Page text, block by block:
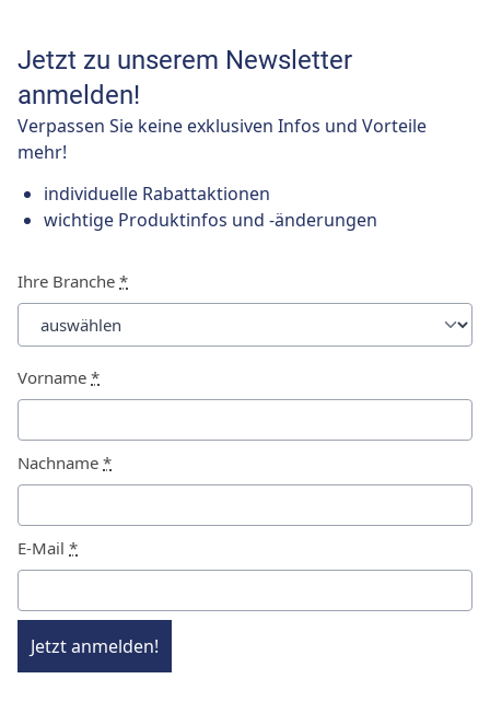
Jetzt zu unserem Newsletter
anmelden!
Verpassen Sie keine exklusiven Infos und Vorteile
mehr!
individuelle Rabattaktionen
wichtige Produktinfos und -änderungen
Ihre Branche *
Vorname *
Nachname *
E-Mail *
Jetzt anmelden!